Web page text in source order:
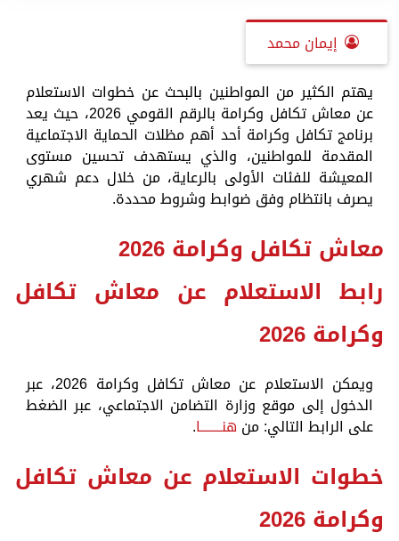
إيمان محمد
يهتم الكثير من المواطنين بالبحث عن خطوات الاستعلام
عن معاش تكافل وكرامة بالرقم القومي 2026، حيث يعد
برنامج تكافل وكرامة أحد أهم مظلات الحماية الاجتماعية
المقدمة للمواطنين، والذي يستهدف تحسين مستوى
المعيشة للفئات الأولى بالرعاية، من خلال دعم شهري
يصرف بانتظام وفق ضوابط وشروط محددة.
معاش تكافل وكرامة 2026
رابط الاستعلام عن معاش تكافل
وكرامة 2026
ويمكن الاستعلام عن معاش تكافل وكرامة 2026، عبر
الدخول إلى موقع وزارة التضامن الاجتماعي، عبر الضغط
على الرابط التالي: من هنــــــــا.
خطوات الاستعلام عن معاش تكافل
وكرامة 2026